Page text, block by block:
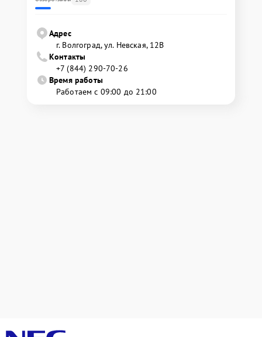
Адрес
г. Волгоград, ул. Невская, 12В
Контакты
+7 (844) 290-70-26
Время работы
Работаем с 09:00 до 21:00